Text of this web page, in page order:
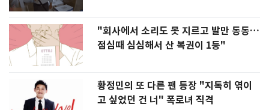
"회사에서 소리도 못 지르고 발만 동동…
점심때 심심해서 산 복권이 1등"
황정민의 또 다른 팬 등장 "지독히 엮이
고 싶었던 건 너" 폭로녀 직격